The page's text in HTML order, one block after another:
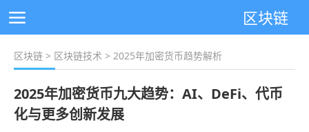
区块链
区块链 > 区块链技术 > 2025年加密货币趋势解析
2025年加密货币九大趋势：AI、DeFi、代币
化与更多创新发展